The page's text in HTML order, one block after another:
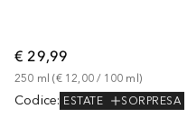
€ 29,99
250 ml (€ 12,00 / 100 ml )
Codice: ESTATE SORPRESA